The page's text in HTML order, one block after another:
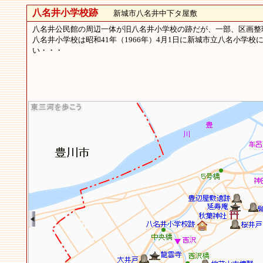
八名井小学校跡新城市八名井中下タ屋敷
八名井公民館の周辺一体が旧八名井小学校の跡だが、一部、区画
八名井小学校は昭和41年（1966年）4月1日に新城市立八名小学
い・・・